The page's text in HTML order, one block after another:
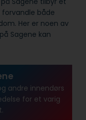
både
Her er noen av
Sagene kan
andre innendørs
for et varig